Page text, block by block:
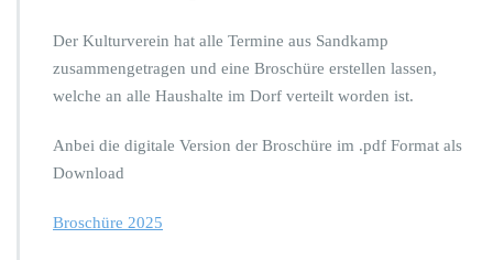
Der Kulturverein hat alle Termine aus Sandkamp
zusammengetragen und eine Broschüre erstellen lassen,
welche an alle Haushalte im Dorf verteilt worden ist.
Anbei die digitale Version der Broschüre im .pdf Format als
Download
Broschüre 2025